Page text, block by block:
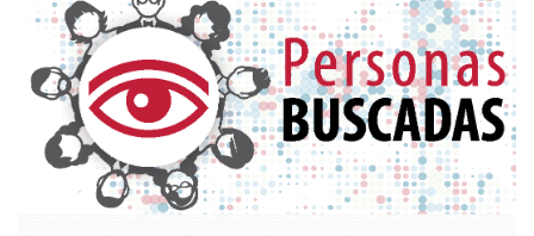
Córdoba 1264 | CP W3400CDT
Corrientes Capital | Provincia de Corrientes
Argentina